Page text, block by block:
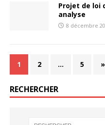
Projet de loi
analyse
8 décembre
1 2 … 5 »
RECHERCHER